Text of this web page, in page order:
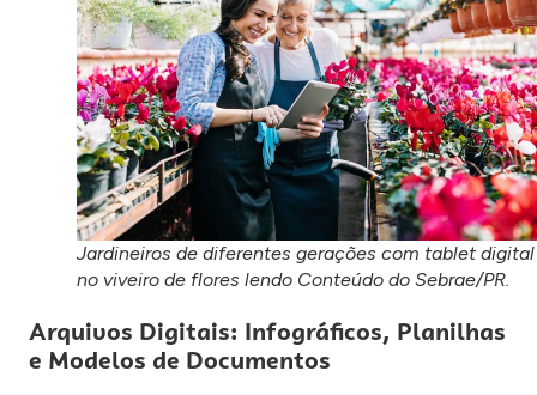
Jardineiros de diferentes gerações com tablet digital
no viveiro de flores lendo Conteúdo do Sebrae/PR.
Arquivos Digitais: Infográficos, Planilhas
e Modelos de Documentos